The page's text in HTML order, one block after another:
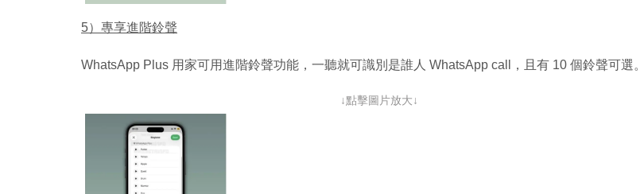
5）專享進階鈴聲
WhatsApp Plus 用家可用進階鈴聲功能，一聽就可識別是誰人 WhatsApp call，且有 10 個鈴聲可選。
↓點擊圖片放大↓